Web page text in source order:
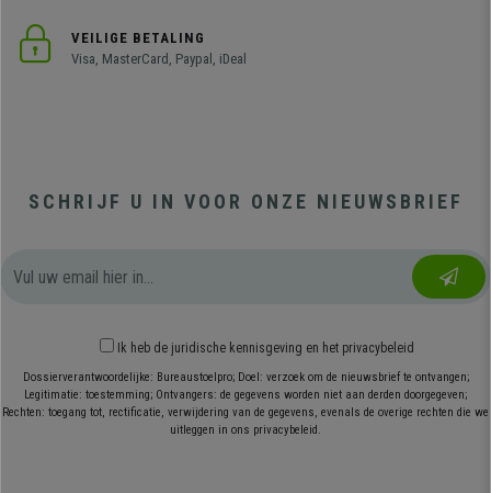
VEILIGE BETALING
Visa, MasterCard, Paypal, iDeal
SCHRIJF U IN VOOR ONZE NIEUWSBRIEF
Ik heb de juridische kennisgeving en het privacybeleid
Dossierverantwoordelijke: Bureaustoelpro; Doel: verzoek om de nieuwsbrief te ontvangen;
Legitimatie: toestemming; Ontvangers: de gegevens worden niet aan derden doorgegeven;
Rechten: toegang tot, rectificatie, verwijdering van de gegevens, evenals de overige rechten die we
uitleggen in ons privacybeleid.